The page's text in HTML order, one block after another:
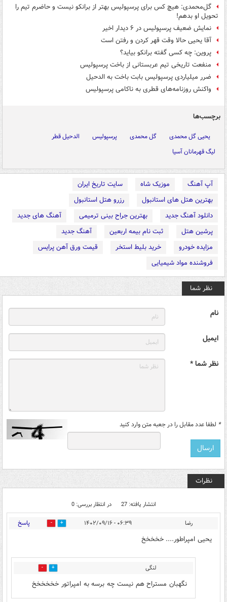
گل‌محمدی: هیچ کس برای پرسپولیس بهتر از برانکو نیست و حاضرم تیم را
تحویل او بدهم!
نمایش ضعیف پرسپولیس در ۶ دیدار اخیر
آقا یحیی حالا وقت قهر کردن و رفتن است
پروین: چه کسی گفته برانکو بیاید؟
منفعت تاریخی تیم عربستانی از باخت پرسپولیس
ضرر میلیاردی پرسپولیس بابت باخت به الدحیل
واکنش روزنامه‌های قطری به ناکامی پرسپولیس
برچسب‌ها
یحیی گل محمدی گل محمدی پرسپولیس
الدحیل قطر
لیگ قهرمانان آسیا
آپ آهنگ موزیک شاه
سایت تاریخ ایران
بهترین هتل های استانبول
رزرو هتل استانبول
دانلود آهنگ جدید
بهترین جراح بینی ترمیمی
آهنگ های جدید
پرشین هتل
ثبت نام بیمه اربعین
آهنگ جدید
مزایده خودرو
خرید بلیط استخر
قیمت ورق آهن پرایس
فروشنده مواد شیمیایی
نظر شما
نام
ایمیل
نظر شما *
* لطفا عدد مقابل را در جعبه متن وارد کنید
نظرات
انتشار یافته: 27 در انتظار بررسی: 0
رضا ۰۶:۳۹ - ۱۴۰۲/۰۹/۱۶ 18 پاسخ
یحیی امپراطور.... خخخخخ
لنگی 5
نگهبان مستراح هم نیست چه برسه به امپراتور خخخخخخ